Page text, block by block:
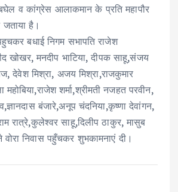
व कांग्रेस आलाकमान के प्रति महापौर
है।
बधाई निगम सभापति राजेश
खोखर, मनदीप भाटिया, दीपक साहू,संजय
देवेश मिश्रा, अजय मिश्रा,राजकुमार
महोबिया,राजेश शर्मा,श्रीमती नजहत परवीन,
बंजारे,अनूप चंदनिया,कृष्णा देवांगन,
रात्रे,कुलेश्वर साहू,दिलीप ठाकुर, मासुब
निवास पहुँचकर शुभकामनाएं दी।